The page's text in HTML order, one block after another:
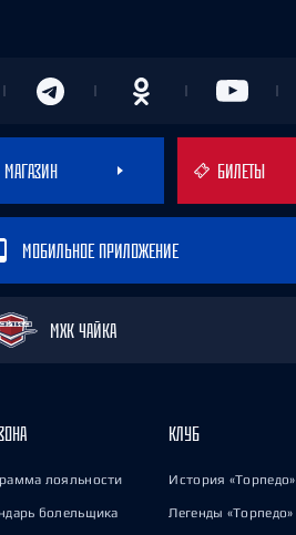
МАГАЗИН БИЛЕТЫ
МОБИЛЬНОЕ ПРИЛОЖЕНИЕ
МХК ЧАЙКА
лояльности
болельщика
КЛУБ
История «Торпедо»
Легенды «Торпедо»